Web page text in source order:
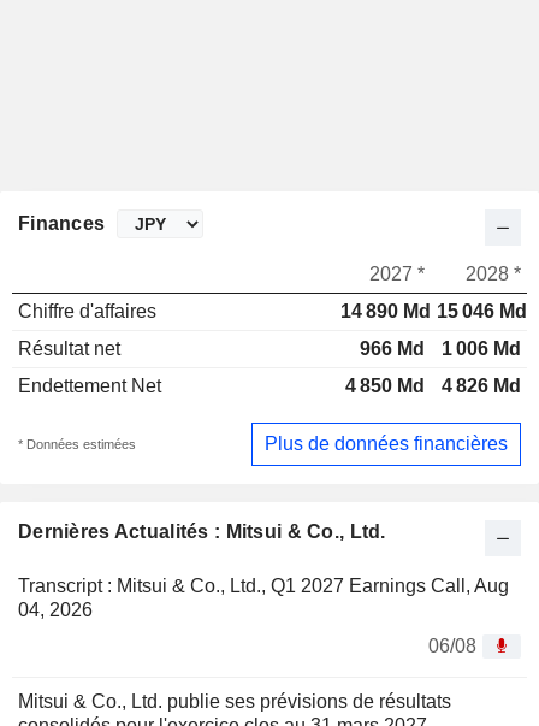
Dernières Actualités : Mitsui & Co., Ltd.
Transcript : Mitsui & Co., Ltd., Q1 2027 Earnings Call, Aug
04, 2026
06/08
Mitsui & Co., Ltd. publie ses prévisions de résultats
Finances
2027 *
2028 *
Chiffre d'affaires
14 890 Md 15 046 Md
Résultat net
966 Md
1 006 Md
Endettement Net
4 850 Md 4 826 Md
* Données estimées Plus de données financières